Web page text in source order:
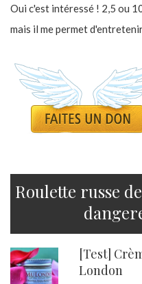
Oui c'est intéressé ! 2,5 ou
mais il me permet
Roulette russe
[Test]
London